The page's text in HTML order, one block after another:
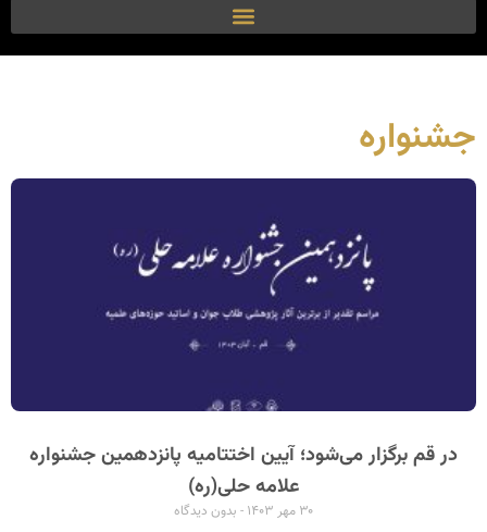
جشنواره
در قم برگزار می‌شود؛ آیین اختتامیه پانزدهمین جشنواره
علامه حلی(ره)
۳۰ مهر ۱۴۰۳ بدون دیدگاه